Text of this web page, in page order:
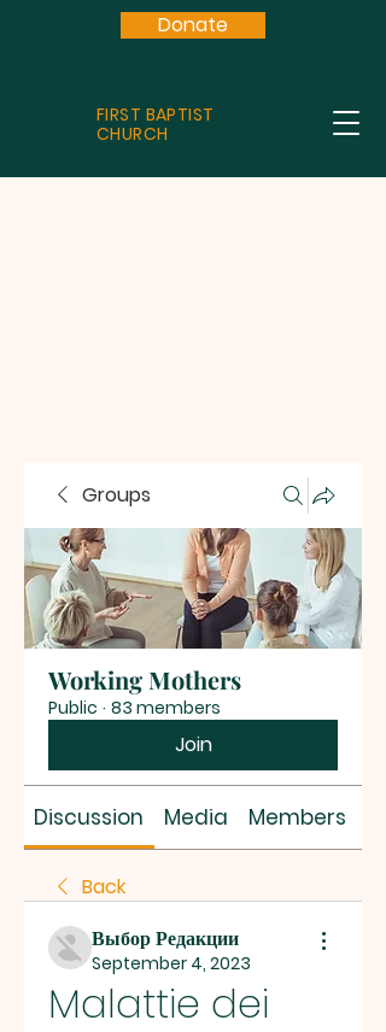
Donate
FIRST BAPTIST
CHURCH
Groups
Working Mothers
Public · 83 members
Join
Discussion Media Members
Back
Выбор Редакции
September 4, 2023
Malattie dei